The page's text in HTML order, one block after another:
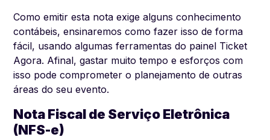
Como emitir esta nota exige alguns conhecimento
contábeis, ensinaremos como fazer isso de forma
fácil, usando algumas ferramentas do painel Ticket
Agora. Afinal, gastar muito tempo e esforços com
isso pode comprometer o planejamento de outras
áreas do seu evento.
Nota Fiscal de Serviço Eletrônica
(NFS-e)